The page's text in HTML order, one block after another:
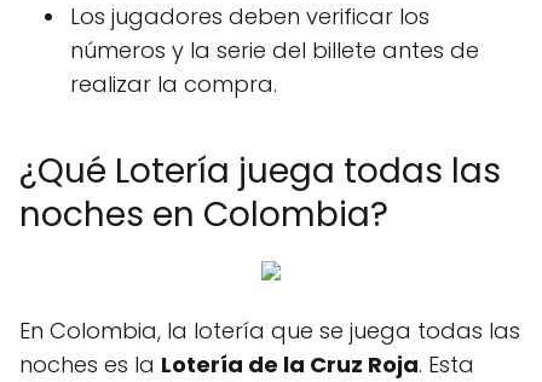
Los jugadores deben verificar los
números y la serie del billete antes de
realizar la compra.
¿Qué Lotería juega todas las
noches en Colombia?
En Colombia, la lotería que se juega todas las
noches es la Lotería de la Cruz Roja. Esta